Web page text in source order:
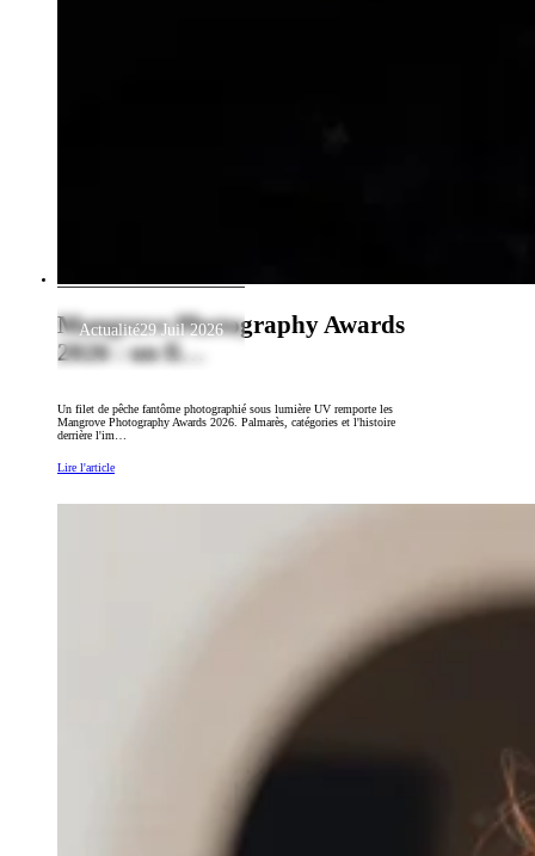
Mangrove Photography Awards
2026 : un fi…
Un filet de pêche fantôme photographié sous lumière UV remporte les
Mangrove Photography Awards 2026. Palmarès, catégories et l'histoire
derrière l'im…
Lire l'article
Actualité29 Juil 2026